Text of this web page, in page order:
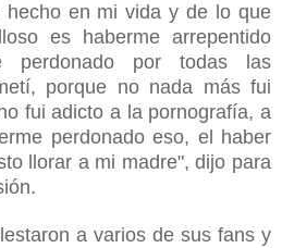
en mi vida y de lo que
es haberme arrepentido
perdonado por todas las
porque no nada más fui
fui adicto a la pornografía, a
perdonado eso, el haber
llorar a mi madre", dijo para
a varios de sus fans y